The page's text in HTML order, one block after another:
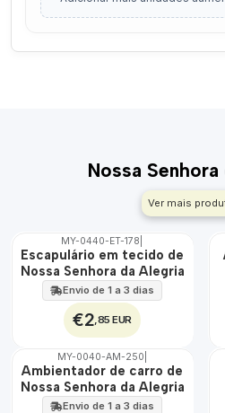
Nossa
Ver mais
🇵🇹
ÁGUA
MY-0440-ET-178
Escapulário em tecido de
Nossa Senhora da Alegria
Envio de 1 a 3 dias
€2 ,85 EUR
🇵🇹
MY-0040-AM-250
Ambientador de carro de
Nossa Senhora da Alegria
Envio de 1 a 3 dias